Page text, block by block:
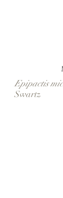
Epipactis
Swartz